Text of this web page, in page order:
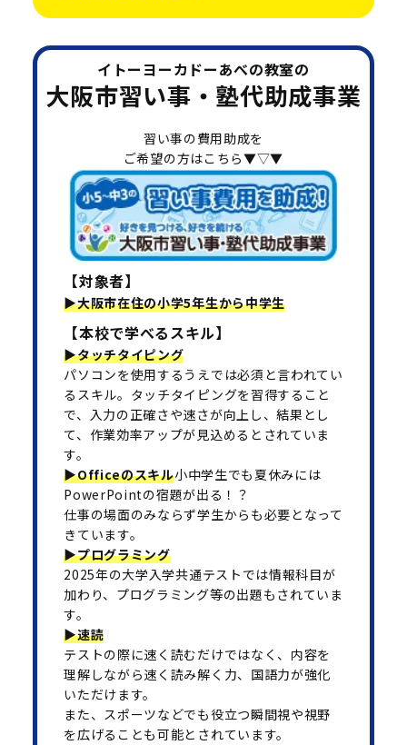
イトーヨーカドーあべの教室の
大阪市習い事・塾代助成事業
習い事の費用助成を
ご希望の方はこちら▼▽▼
【対象者】
▶大阪市在住の小学5年生から中学生
【本校で学べるスキル】
▶タッチタイピング
パソコンを使用するうえでは必須と言われてい
るスキル。タッチタイピングを習得すること
で、入力の正確さや速さが向上し、結果とし
て、作業効率アップが見込めるとされていま
す。
▶Officeのスキル小中学生でも夏休みには
PowerPointの宿題が出る！？
仕事の場面のみならず学生からも必要となって
きています。
▶プログラミング
2025年の大学入学共通テストでは情報科目が
加わり、プログラミング等の出題もされていま
す。
▶速読
テストの際に速く読むだけではなく、内容を
理解しながら速く読み解く力、国語力が強化
いただけます。
また、スポーツなどでも役立つ瞬間視や視野
を広げることも可能とされています。